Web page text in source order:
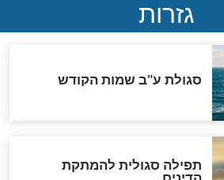
לקב"ה על כל השנים"
בעיר": מכירת המחלה
והוספת השם חזקיהו
הרב דב הכהן קוק